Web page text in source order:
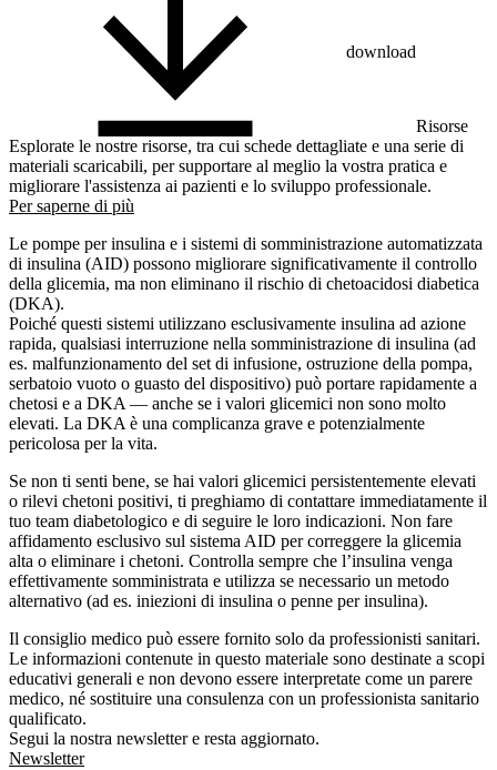
download
Risorse
Esplorate le nostre risorse, tra cui schede dettagliate e una serie di
materiali scaricabili, per supportare al meglio la vostra pratica e
migliorare l'assistenza ai pazienti e lo sviluppo professionale.
Per saperne di più
Le pompe per insulina e i sistemi di somministrazione automatizzata
di insulina (AID) possono migliorare significativamente il controllo
della glicemia, ma non eliminano il rischio di chetoacidosi diabetica
(DKA).
Poiché questi sistemi utilizzano esclusivamente insulina ad azione
rapida, qualsiasi interruzione nella somministrazione di insulina (ad
es. malfunzionamento del set di infusione, ostruzione della pompa,
serbatoio vuoto o guasto del dispositivo) può portare rapidamente a
chetosi e a DKA — anche se i valori glicemici non sono molto
elevati. La DKA è una complicanza grave e potenzialmente
pericolosa per la vita.
Se non ti senti bene, se hai valori glicemici persistentemente elevati
o rilevi chetoni positivi, ti preghiamo di contattare immediatamente il
tuo team diabetologico e di seguire le loro indicazioni. Non fare
affidamento esclusivo sul sistema AID per correggere la glicemia
alta o eliminare i chetoni. Controlla sempre che l’insulina venga
effettivamente somministrata e utilizza se necessario un metodo
alternativo (ad es. iniezioni di insulina o penne per insulina).
Il consiglio medico può essere fornito solo da professionisti sanitari.
Le informazioni contenute in questo materiale sono destinate a scopi
educativi generali e non devono essere interpretate come un parere
medico, né sostituire una consulenza con un professionista sanitario
qualificato.
Segui la nostra newsletter e resta aggiornato.
Newsletter